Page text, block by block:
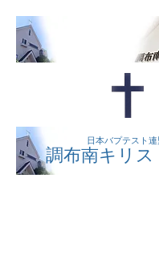
日本バプテスト連
調布南キリス